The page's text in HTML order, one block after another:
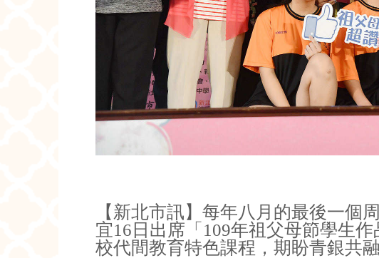
【新北市訊】每年八月的最後一個
宜16日出席「109年祖父母節學生
校代間教育特色課程，期盼青銀共